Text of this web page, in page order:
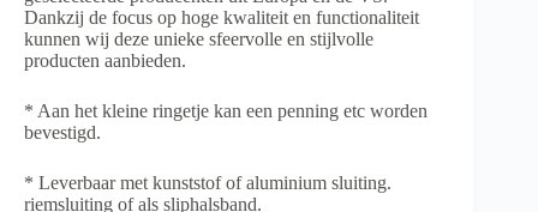
Dankzij de focus op hoge kwaliteit en functionaliteit
kunnen wij deze unieke sfeervolle en stijlvolle
producten aanbieden.
* Aan het kleine ringetje kan een penning etc worden
bevestigd.
* Leverbaar met kunststof of aluminium sluiting.
riemsluiting of als sliphalsband.